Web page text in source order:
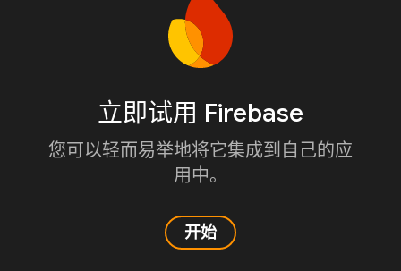
立即试用 Firebase
您可以轻而易举地将它集成到自己的应
用中。
开始